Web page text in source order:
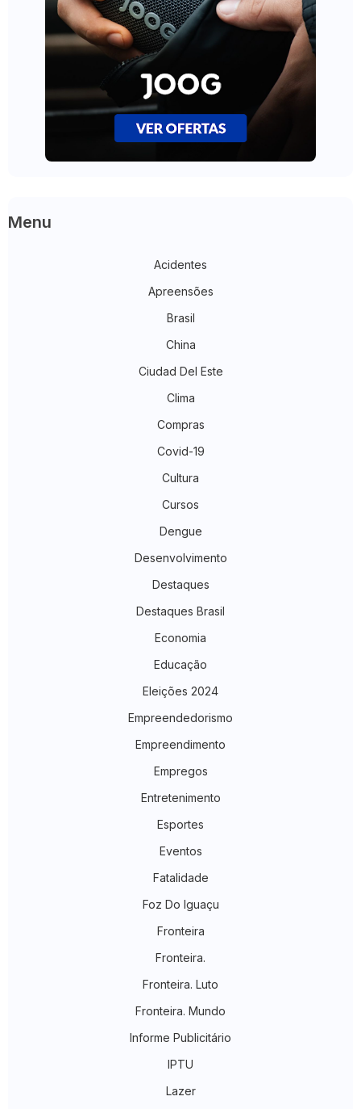
Menu
Acidentes
Apreensões
Brasil
China
Ciudad Del Este
Clima
Compras
Covid-19
Cultura
Cursos
Dengue
Desenvolvimento
Destaques
Destaques Brasil
Economia
Educação
Eleições 2024
Empreendedorismo
Empreendimento
Empregos
Entretenimento
Esportes
Eventos
Fatalidade
Foz Do Iguaçu
Fronteira
Fronteira.
Fronteira. Luto
Fronteira. Mundo
Informe Publicitário
IPTU
Lazer